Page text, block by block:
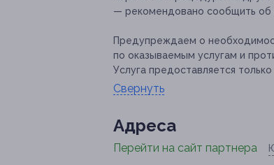
— рекомендовано сообщить об
Предупреждаем о
по оказываемым услугам и
Услуга предоставляется
Свернуть
Адресa
Перейти на сайт партнера